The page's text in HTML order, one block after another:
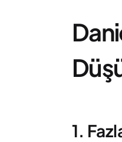
1.